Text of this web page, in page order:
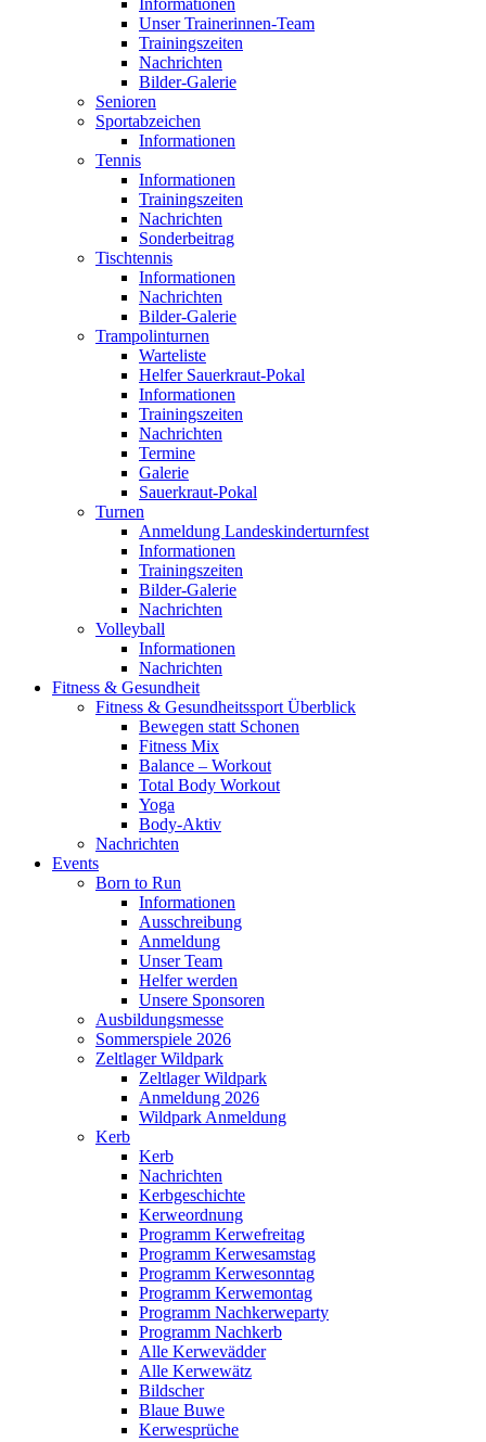
Informationen
Unser Trainerinnen-Team
Trainingszeiten
Nachrichten
Bilder-Galerie
Senioren
Sportabzeichen
Informationen
Tennis
Informationen
Trainingszeiten
Nachrichten
Sonderbeitrag
Tischtennis
Informationen
Nachrichten
Bilder-Galerie
Trampolinturnen
Warteliste
Helfer Sauerkraut-Pokal
Informationen
Trainingszeiten
Nachrichten
Termine
Galerie
Sauerkraut-Pokal
Turnen
Anmeldung Landeskinderturnfest
Informationen
Trainingszeiten
Bilder-Galerie
Nachrichten
Volleyball
Informationen
Nachrichten
Fitness & Gesundheit
Fitness & Gesundheitssport Überblick
Bewegen statt Schonen
Fitness Mix
Balance – Workout
Total Body Workout
Yoga
Body-Aktiv
Nachrichten
Events
Born to Run
Informationen
Ausschreibung
Anmeldung
Unser Team
Helfer werden
Unsere Sponsoren
Ausbildungsmesse
Sommerspiele 2026
Zeltlager Wildpark
Zeltlager Wildpark
Anmeldung 2026
Wildpark Anmeldung
Kerb
Kerb
Nachrichten
Kerbgeschichte
Kerweordnung
Programm Kerwefreitag
Programm Kerwesamstag
Programm Kerwesonntag
Programm Kerwemontag
Programm Nachkerweparty
Programm Nachkerb
Alle Kerwevädder
Alle Kerwewätz
Bildscher
Blaue Buwe
Kerwesprüche